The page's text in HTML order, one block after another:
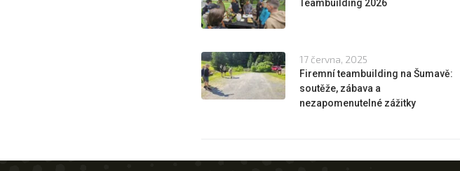
Teambuilding 2026
17 června, 2025
Firemní teambuilding na Šumavě:
soutěže, zábava a
nezapomenutelné zážitky